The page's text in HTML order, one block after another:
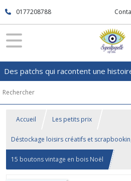
0177208788
Des patchs qui racontent une
Accueil Les petits prix
Déstockage loisirs créatifs et
15 boutons vintage en bois Noël